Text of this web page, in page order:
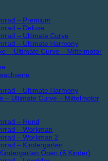
– Premium
– Deluxe
– Ultimate Curve
– Ultimate Harmony
– Ultimate Curve – Mittelmotor
– Ultimate Harmony
– Ultimate Curve – Mittelmotor
– Hund
– Workman
– Workman 2
– Kindergarten
Open (6 Kinder)